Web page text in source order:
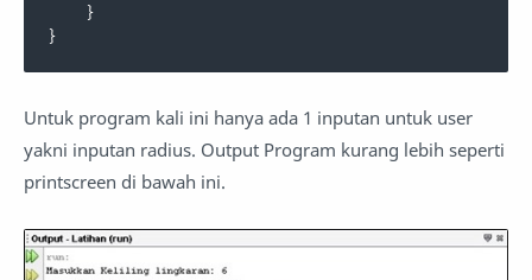
    }
}
Untuk program kali ini hanya ada 1 inputan untuk user
yakni inputan radius. Output Program kurang lebih seperti
printscreen di bawah ini.